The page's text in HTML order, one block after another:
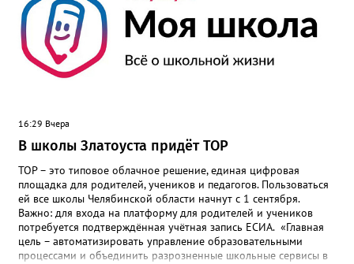
16:29 Вчера
В школы Златоуста придёт ТОР
ТОР – это типовое облачное решение, единая цифровая
площадка для родителей, учеников и педагогов. Пользоваться
ей все школы Челябинской области начнут с 1 сентября.
Важно: для входа на платформу для родителей и учеников
потребуется подтверждённая учётная запись ЕСИА. «Главная
цель – автоматизировать управление образовательными
процессами и объединить разрозненные школьные сервисы в